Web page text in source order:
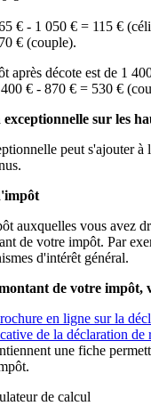
€ - 1 050 € = 115 €
€ (couple).
après décote est de 1
€ - 870 € = 530 €
sur les
peut s'ajouter à
auxquelles vous avez
de votre impôt. Par
d'intérêt général.
de votre impôt,
en ligne sur la
de la déclaration de
une fiche
de calcul